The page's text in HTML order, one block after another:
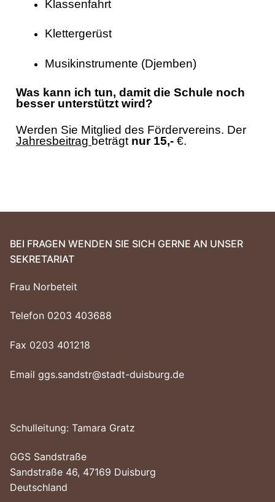
Klassenfahrt
Klettergerüst
Musikinstrumente (Djemben)
Was kann ich tun, damit die Schule noch
besser unterstützt wird?
Werden Sie Mitglied des Fördervereins. Der
Jahresbeitrag beträgt nur 15,- €.
BEI FRAGEN WENDEN SIE SICH GERNE AN UNSER
SEKRETARIAT
Frau Norbeteit
Telefon 0203 403688
Fax 0203 401218
Email ggs.sandstr@stadt-duisburg.de
Schulleitung: Tamara Gratz
GGS Sandstraße
Sandstraße 46, 47169 Duisburg
Deutschland